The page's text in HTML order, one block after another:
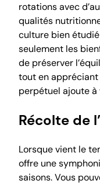
rotations avec
qualités
culture bien
seulement les
de préserver
tout en appréciant
perpétuel ajoute
Récolte de
Lorsque vient le
offre une
saisons. Vous